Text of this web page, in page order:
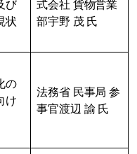
状
式会社 貨物営業
部宇野 茂 氏
の
け
法務省 民事局 参
事官渡辺 諭 氏